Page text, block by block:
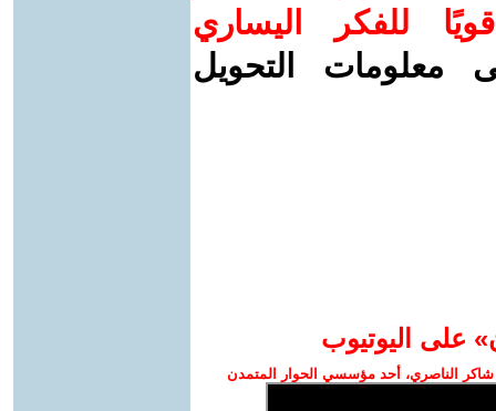
للفكر اليساري
معلومات التحويل
على اليوتيوب
الناصري، أحد مؤسسي الحوار المتمدن